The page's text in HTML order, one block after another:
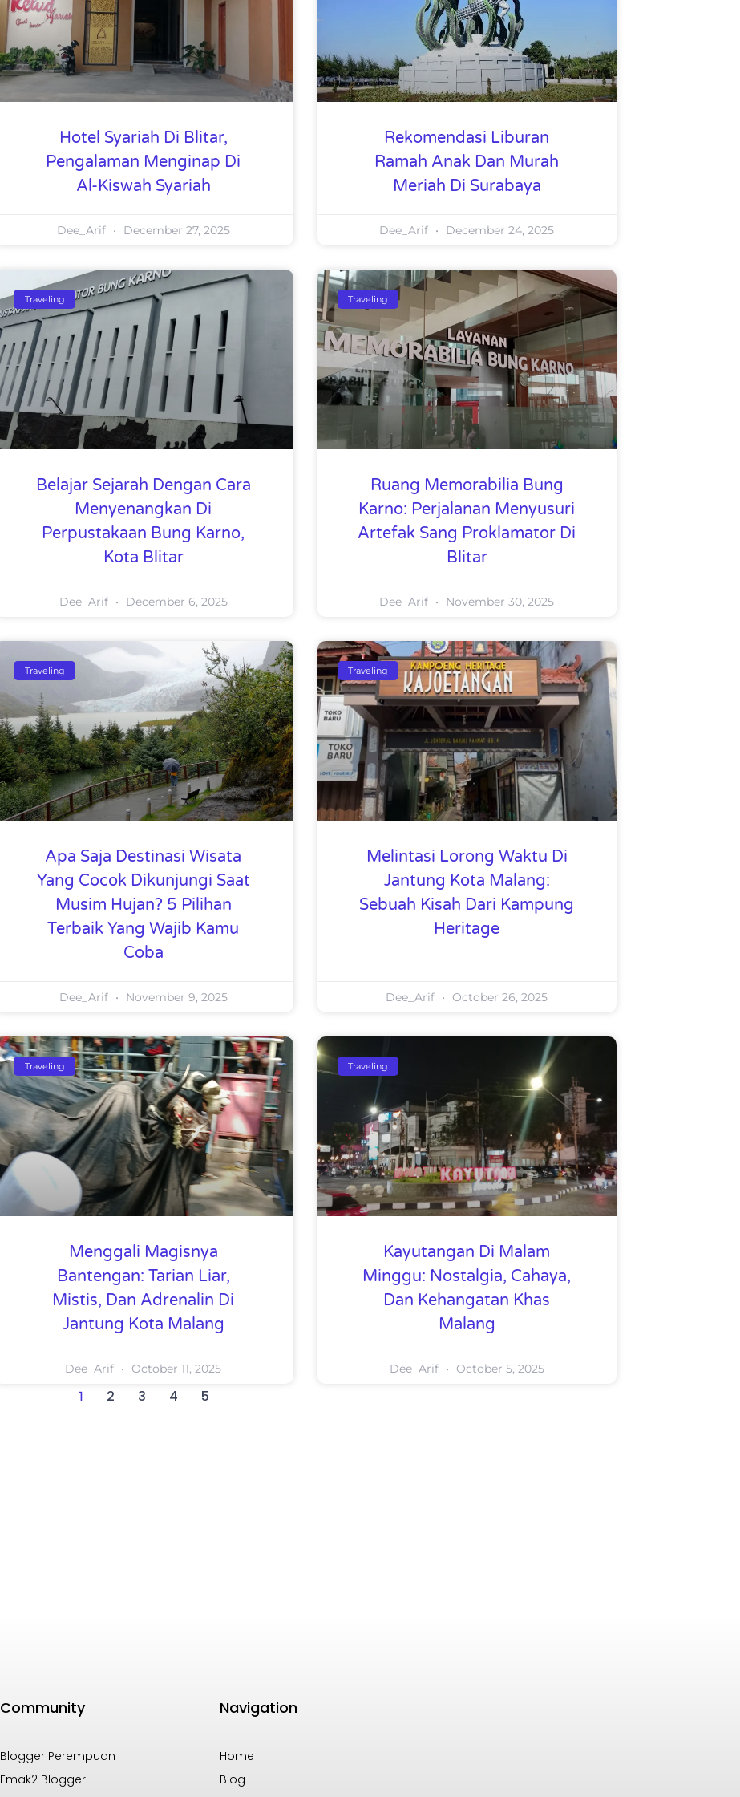
Hotel Syariah Di Blitar,
Pengalaman Menginap Di
Al-Kiswah Syariah
Dee_Arif December 27, 2025
Rekomendasi Liburan
Ramah Anak Dan Murah
Meriah Di Surabaya
Dee_Arif December 24, 2025
Traveling
Belajar Sejarah Dengan Cara
Menyenangkan Di
Perpustakaan Bung Karno,
Kota Blitar
Dee_Arif December 6, 2025
Traveling
Ruang Memorabilia Bung
Karno: Perjalanan Menyusuri
Artefak Sang Proklamator Di
Blitar
Dee_Arif November 30, 2025
Traveling
Apa Saja Destinasi Wisata
Yang Cocok Dikunjungi Saat
Musim Hujan? 5 Pilihan
Terbaik Yang Wajib Kamu
Coba
Dee_Arif November 9, 2025
Traveling
Melintasi Lorong Waktu Di
Jantung Kota Malang:
Sebuah Kisah Dari Kampung
Heritage
Dee_Arif October 26, 2025
Traveling
Menggali Magisnya
Bantengan: Tarian Liar,
Mistis, Dan Adrenalin Di
Jantung Kota Malang
Dee_Arif October 11, 2025
Traveling
Kayutangan Di Malam
Minggu: Nostalgia, Cahaya,
Dan Kehangatan Khas
Malang
Dee_Arif October 5, 2025
1 2 3 4 5
Community
Blogger Perempuan
Emak2 Blogger
Navigation
Home
Blog